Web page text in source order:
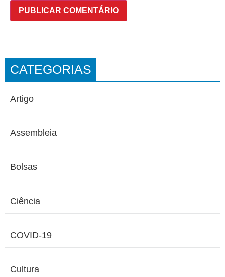
CATEGORIAS
Artigo
Assembleia
Bolsas
Ciência
COVID-19
Cultura